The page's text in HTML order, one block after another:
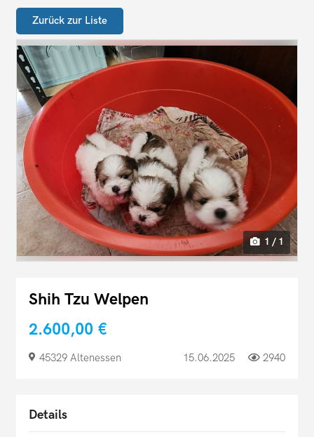
Zurück zur Liste
1 / 1
Shih Tzu Welpen
2.600,00 €
45329 Altenessen 15.06.2025 2940
Details